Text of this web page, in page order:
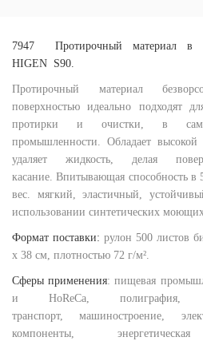
7947 Протирочный материал в
HIGEN S90.
Протирочный материал
поверхностью идеально подходят
протирки и очистки, в
промышленности. Обладает высокой
удаляет жидкость, делая
касание. Впитывающая способность в
вес. мягкий, эластичный,
использовании синтетических
Формат поставки: рулон 500 листов
х 38 см, плотностью 72 г/м².
Сферы применения: пищевая
и HoReCa, полиграфия,
транспорт, машиностроение,
компоненты,